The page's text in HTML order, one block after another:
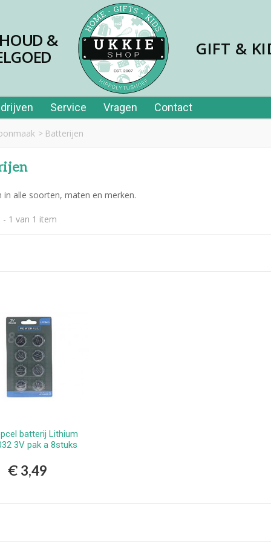
& GIFT &
Service Vragen Contact
> Batterijen
papier 40st in tube
extra sterk/
meest...
/ voor vlek
en...
in alle soorten, maten en merken.
1 van 1 item
Bestellen
batterij Lithium
3V pak a 8stuks
€ 3,49